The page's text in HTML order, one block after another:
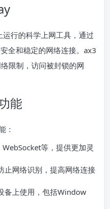
行的科学上网工具，通过
全和稳定的网络连接。ax3
限制，访问被封锁的网
能
：
等，提供更加灵
止网络识别，提高网络连接
备上使用，包括Window